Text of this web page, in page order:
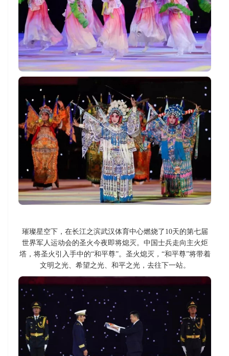
璀璨星空下，在长江之滨武汉体育中心燃烧了10天的第七届
世界军人运动会的圣火今夜即将熄灭。 中国士兵走向主火炬
塔，将圣火引入手中的“和平尊”。 圣火熄灭，“和平尊”将带着
文明之光、希望之光、和平之光，去往下一站。